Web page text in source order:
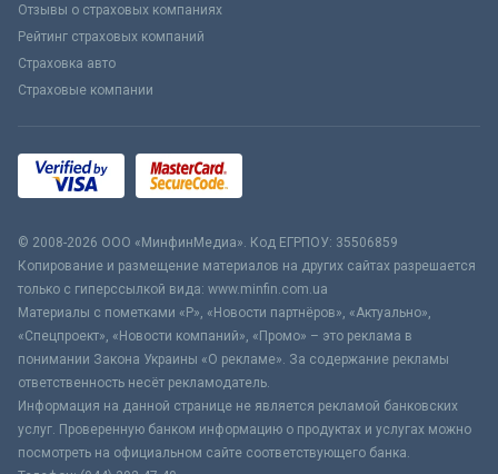
Отзывы о страховых компаниях
Рейтинг страховых компаний
Страховка авто
Страховые компании
© 2008-2026 ООО «МинфинМедиа». Код ЕГРПОУ: 35506859
Копирование и размещение материалов на других сайтах разрешается
только с гиперссылкой вида: www.minfin.com.ua
Материалы с пометками «Р», «Новости партнёров», «Актуально»,
«Спецпроект», «Новости компаний», «Промо» – это реклама в
понимании Закона Украины «О рекламе». За содержание рекламы
ответственность несёт рекламодатель.
Информация на данной странице не является рекламой банковских
услуг. Проверенную банком информацию о продуктах и услугах можно
посмотреть на официальном сайте соответствующего банка.